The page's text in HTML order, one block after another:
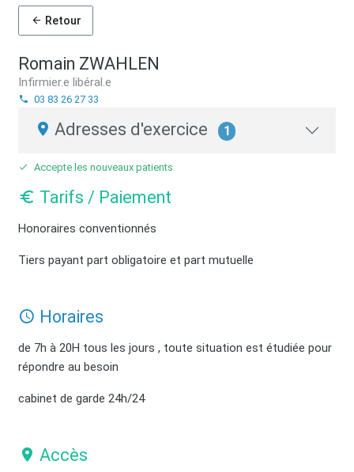
Retour
Romain ZWAHLEN
Infirmier.e libéral.e
03 83 26 27 33
Adresses d'exercice 1
Accepte les nouveaux patients
Tarifs / Paiement
Honoraires conventionnés
Tiers payant part obligatoire et part mutuelle
Horaires
de 7h à 20H tous les jours , toute situation est étudiée pour
répondre au besoin
cabinet de garde 24h/24
Accès